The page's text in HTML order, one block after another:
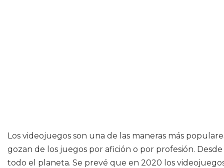
Los videojuegos son una de las maneras más
gozan de los juegos por afición o por profesión.
todo el planeta. Se prevé que en 2020 los